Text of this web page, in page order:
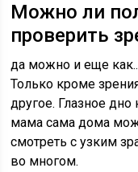
Можно ли
проверить
да можно и еще как..
Только кроме
другое. Глазное
мама сама дома
смотреть с узким
во многом.